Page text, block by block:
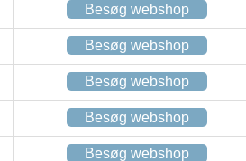
Besøg webshop
Besøg webshop
Besøg webshop
Besøg webshop
Besøg webshop